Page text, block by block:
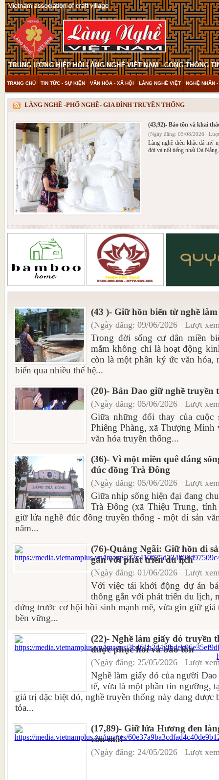
TRANG CHỦ TIN TỨC - SỰ KIỆN VĂN HÓA - XÃ HỘI LÀNG NGHỀ VIỆT NGHỆ NHÂN
THAM KHẢO & KHÁM PHÁ VIDEO
LÀNG NGHỀ -PHỐ NGHỀ- GIA ĐÌNH TRUYỀN THỐNG
(43,92)- Bảo tồn và khai
(Ngày đăng: 05/08/2026
Làng nghề điêu khắc đá mỹ
đời và nổi tiếng nhất Đà
(43 )- Giữ hồn biển từ nghề
(Ngày đăng: 09/06/2026 Lượt
Trong đời sống cư dân miền
mắm không chỉ là hoạt động
còn là một phần ký ức văn
biển qua nhiều thế hệ...
(20)- Bản Dao giữ nghề truyền
(Ngày đăng: 05/06/2026 Lượt
Giữa những đổi thay của cuộc
Phiêng Phàng, xã Thượng
văn hóa truyền thống...
(36)- Vì một miền quê đáng
đúc đồng Trà Đông
(Ngày đăng: 05/06/2026 Lượt
Giữa nhịp sống hiện đại đang
Trà Đông (xã Thiệu Trung,
giữ lửa nghề đúc đồng truyền thống - một di sản
năm...
(76)-Quảng Ngãi: Giữ hồn di
gắn với phát triển du lịch
(Ngày đăng: 01/06/2026 Lượt
Với việc tái khởi động dự án
thống gắn với phát triển du lịch,
đứng trước cơ hội hồi sinh mạnh mẽ, vừa gìn giữ giá
bền vững...
(22)- Nghề làm giấy dó truyền
được phục hồi và bảo tồn
(Ngày đăng: 25/05/2026 Lượt
Nghề làm giấy dó của người
tế, vừa là một phần tín ngưỡng,
giá trị đặc biệt đó, nghề truyền thống này đang được
tỏa...
(17,89)- Giữ lửa Hương đen
còn mãi
(Ngày đăng: 24/05/2026 Lượt